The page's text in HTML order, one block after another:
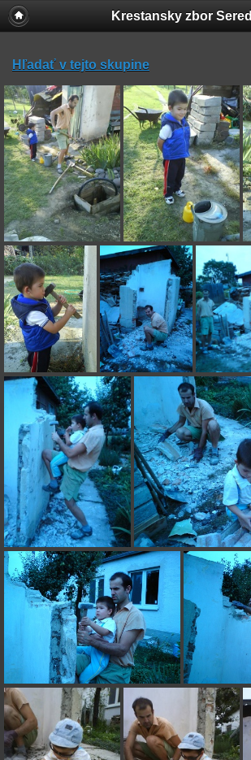
Krestansky zbor Sered
Hľadať v tejto skupine